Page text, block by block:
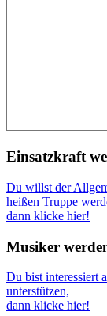
Einsatzkraft
Du willst der
heißen Truppe
dann klicke hier!
Musiker
Du bist interessiert
unterstützen,
dann klicke hier!